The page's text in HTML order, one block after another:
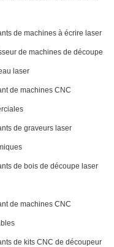
de machines à écrire laser
de machines de découpe
laser
de machines CNC
de graveurs laser
de bois de découpe laser
de machines CNC
de kits CNC de découpeur